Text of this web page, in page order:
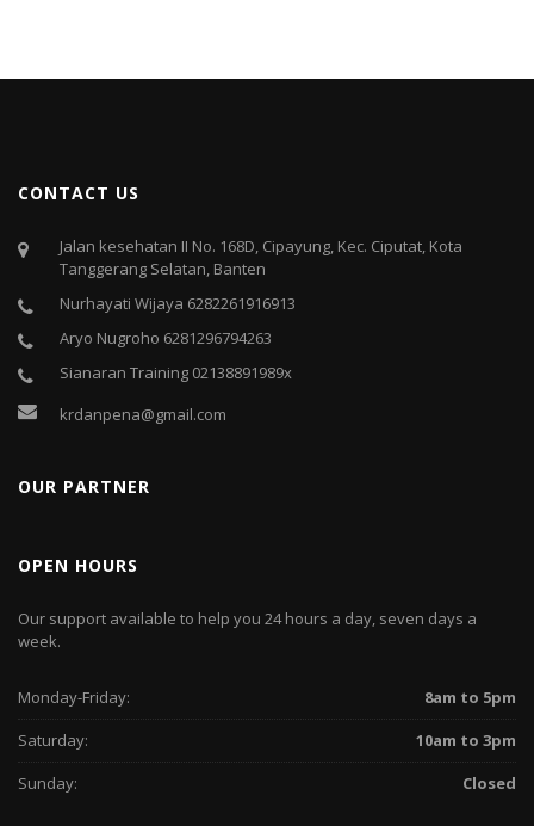
CONTACT US
Jalan kesehatan II No. 168D, Cipayung, Kec. Ciputat, Kota
Tanggerang Selatan, Banten
Nurhayati Wijaya 6282261916913
Aryo Nugroho 6281296794263
Sianaran Training 02138891989x
krdanpena@gmail.com
OUR PARTNER
OPEN HOURS
Our support available to help you 24 hours a day, seven days a
week.
Monday-Friday:
8am to 5pm
Saturday:
10am to 3pm
Sunday:
Closed